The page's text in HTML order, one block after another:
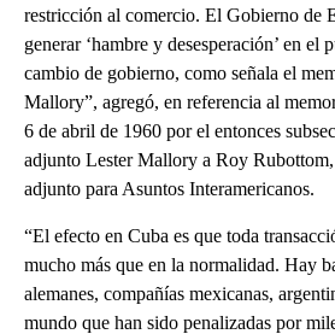
restricción al comercio. El Gobierno de
generar ‘hambre y desesperación’ en el
cambio de gobierno, como señala el
Mallory”, agregó, en referencia al
6 de abril de 1960 por el entonces
adjunto Lester Mallory a Roy Rubottom,
adjunto para Asuntos Interamericanos.
“El efecto en Cuba es que toda
mucho más que en la normalidad. Hay
alemanes, compañías mexicanas,
mundo que han sido penalizadas por